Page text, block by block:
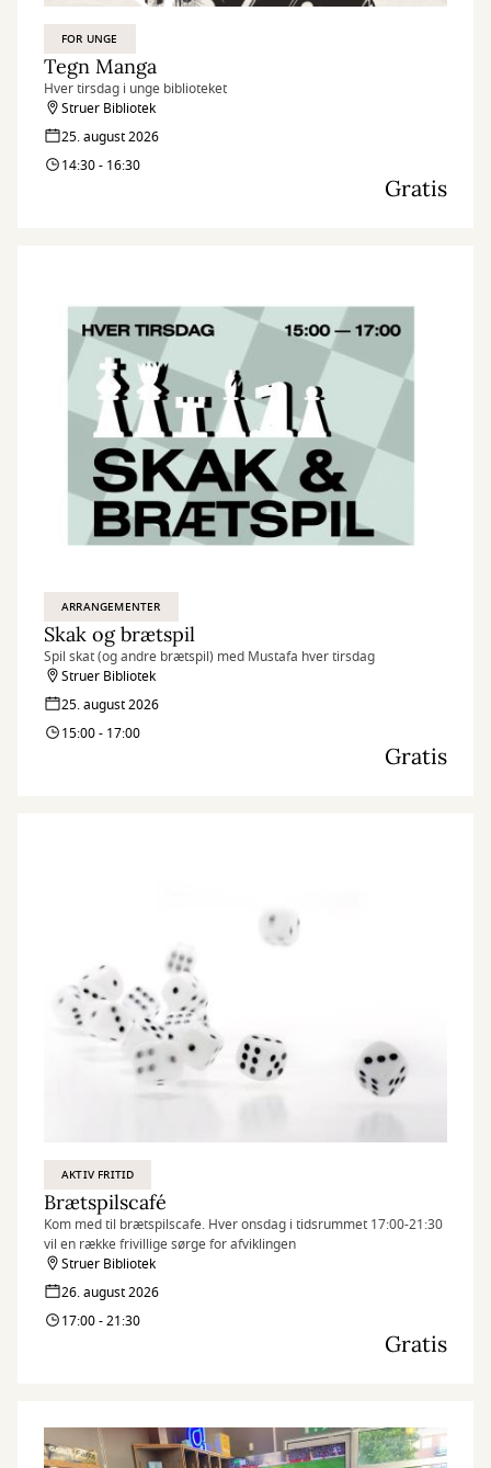
FOR UNGE
Tegn Manga
Hver tirsdag i unge biblioteket
Struer Bibliotek
25. august 2026
14:30 - 16:30
Gratis
ARRANGEMENTER
Skak og brætspil
Spil skat (og andre brætspil) med Mustafa hver tirsdag
Struer Bibliotek
25. august 2026
15:00 - 17:00
Gratis
AKTIV FRITID
Brætspilscafé
Kom med til brætspilscafe. Hver onsdag i tidsrummet 17:00-21:30
vil en række frivillige sørge for afviklingen
Struer Bibliotek
26. august 2026
17:00 - 21:30
Gratis